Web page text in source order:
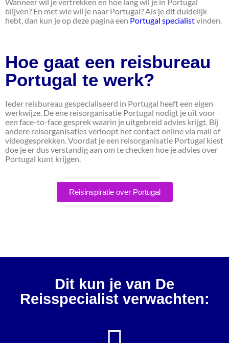
blijven? En met wie wil je naar Portugal? Als je dit duidelijk
hebt, dan kun je op deze pagina een Portugal specialistvinden.
Hoe gaat een reisbureau
Portugal te werk?
Ieder reisbureau gespecialiseerd in Portugal heeft een eigen
werkwijze. De ene reisorganisatie Portugal nodigt je uit voor
een face-to-face gesprek waarin je uitgebreid advies krijgt. Bij
andere reisorganisaties verloopt het contact online via mail of
videogesprekken. Voordat je een reisorganisatie Portugal kiest
doe je er dus verstandig aan om te checken hoe je advies over
Portugal kunt krijgen.
Reisinspiratie over Portugal
Dit kun je van De
Reisspecialist verwachten: